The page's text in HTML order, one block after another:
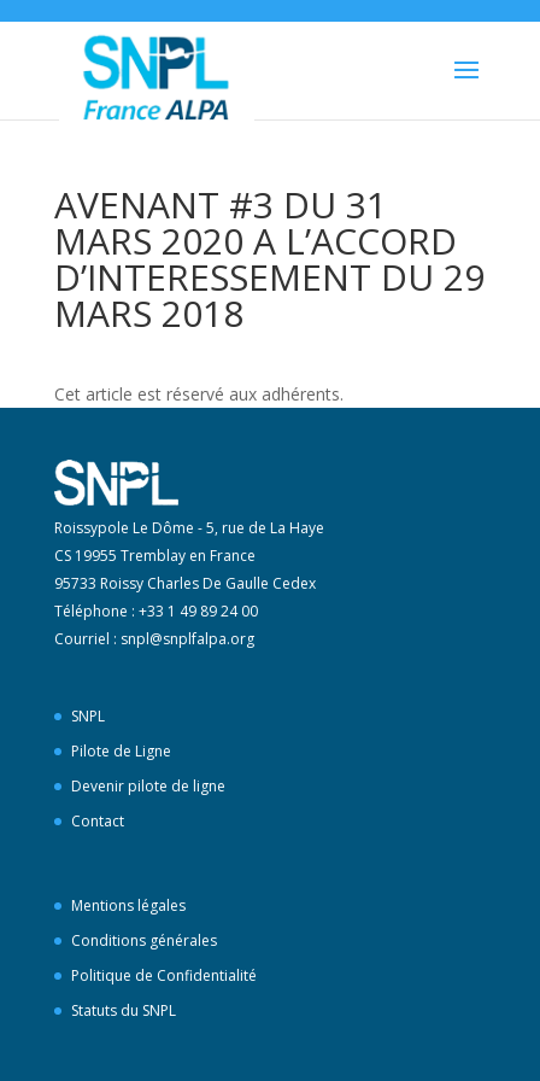
AVENANT #3 DU 31
MARS 2020 A L’ACCORD
D’INTERESSEMENT DU 29
MARS 2018
Cet article est réservé aux adhérents.
Roissypole Le Dôme - 5, rue de La Haye
CS 19955 Tremblay en France
95733 Roissy Charles De Gaulle Cedex
Téléphone : +33 1 49 89 24 00
Courriel : snpl@snplfalpa.org
SNPL
Pilote de Ligne
Devenir pilote de ligne
Contact
Mentions légales
Conditions générales
Politique de Confidentialité
Statuts du SNPL